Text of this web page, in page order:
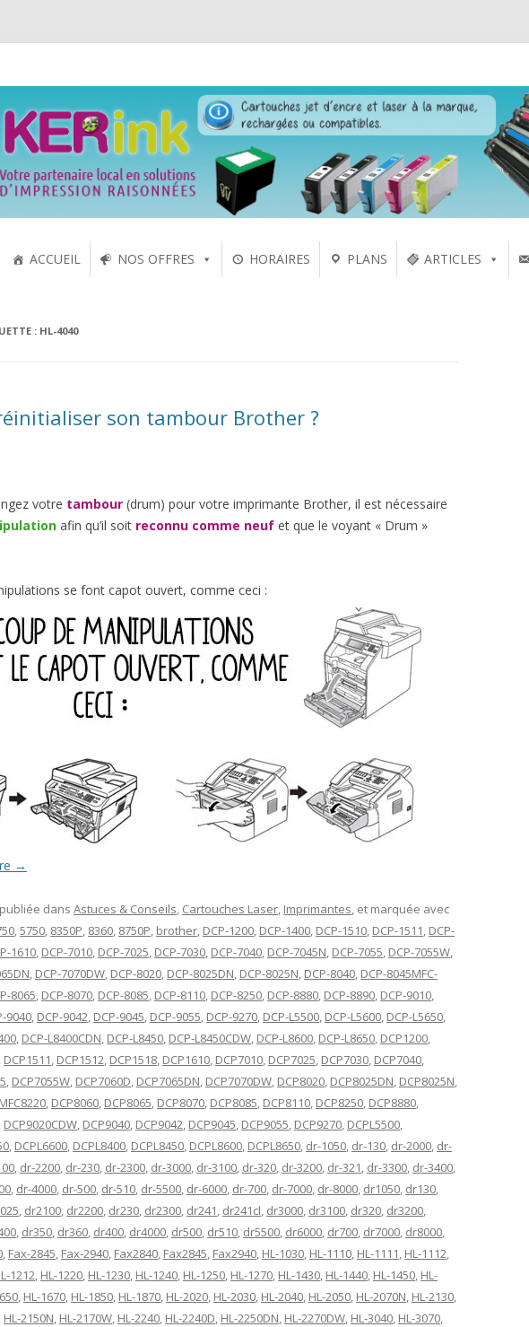
au
ACCUEIL NOS OFFRES HORAIRES PLANS ARTICLES
: HL-4040
son tambour Brother ?
votre tambour (drum) pour votre imprimante Brother, il est nécessaire
afin qu’il soit reconnu comme neuf et que le voyant « Drum »
se font capot ouvert, comme ceci :
→
dans Astuces & Conseils, Cartouches Laser, Imprimantes, et marquée avec
,5750, 8350P, 8360, 8750P, brother, DCP-1200, DCP-1400, DCP-1510, DCP-1511, DCP-
1610, DCP-7010, DCP-7025, DCP-7030, DCP-7040, DCP-7045N, DCP-7055, DCP-7055W,
, DCP-7070DW, DCP-8020, DCP-8025DN, DCP-8025N, DCP-8040, DCP-8045MFC-
8065, DCP-8070, DCP-8085, DCP-8110, DCP-8250, DCP-8880, DCP-8890, DCP-9010,
9040, DCP-9042, DCP-9045, DCP-9055, DCP-9270, DCP-L5500, DCP-L5600, DCP-L5650,
, DCP-L8400CDN, DCP-L8450, DCP-L8450CDW, DCP-L8600, DCP-L8650, DCP1200,
, DCP1511, DCP1512, DCP1518, DCP1610, DCP7010, DCP7025, DCP7030, DCP7040,
, DCP7055W, DCP7060D, DCP7065DN, DCP7070DW, DCP8020, DCP8025DN, DCP8025N,
, DCP8060, DCP8065, DCP8070, DCP8085, DCP8110, DCP8250, DCP8880,
, DCP9020CDW, DCP9040, DCP9042, DCP9045, DCP9055, DCP9270, DCPL5500,
, DCPL6600, DCPL8400, DCPL8450, DCPL8600, DCPL8650, dr-1050, dr-130, dr-2000, dr-
, dr-2200, dr-230, dr-2300, dr-3000, dr-3100, dr-320, dr-3200, dr-321, dr-3300, dr-3400,
, dr-4000, dr-500, dr-510, dr-5500, dr-6000, dr-700, dr-7000, dr-8000, dr1050, dr130,
, dr2100, dr2200, dr230, dr2300, dr241, dr241cl, dr3000, dr3100, dr320, dr3200,
, dr350, dr360, dr400, dr4000, dr500, dr510, dr5500, dr6000, dr700, dr7000, dr8000,
, Fax-2845, Fax-2940, Fax2840, Fax2845, Fax2940, HL-1030, HL-1110, HL-1111, HL-1112,
1212, HL-1220, HL-1230, HL-1240, HL-1250, HL-1270, HL-1430, HL-1440, HL-1450, HL-
, HL-1670, HL-1850, HL-1870, HL-2020, HL-2030, HL-2040, HL-2050, HL-2070N, HL-2130,
, HL-2150N, HL-2170W, HL-2240, HL-2240D, HL-2250DN, HL-2270DW, HL-3040, HL-3070,